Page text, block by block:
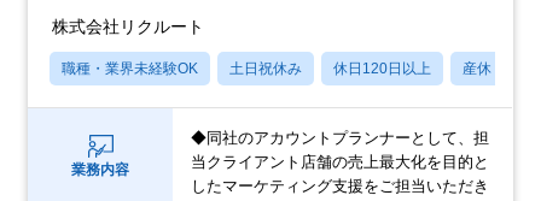
株式会社リクルート
職種・業界未経験OK 土日祝休み 休日120日以上 産休・育休
業務内容
◆同社のアカウントプランナーとして、担
当クライアント店舗の売上最大化を目的と
したマーケティング支援をご担当いただき